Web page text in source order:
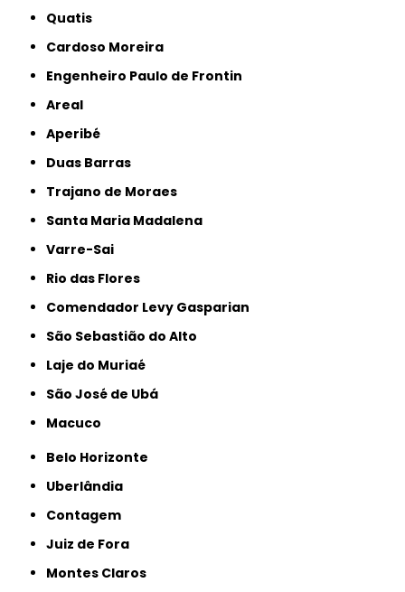
Quatis
Cardoso Moreira
Engenheiro Paulo de Frontin
Areal
Aperibé
Duas Barras
Trajano de Moraes
Santa Maria Madalena
Varre-Sai
Rio das Flores
Comendador Levy Gasparian
São Sebastião do Alto
Laje do Muriaé
São José de Ubá
Macuco
Belo Horizonte
Uberlândia
Contagem
Juiz de Fora
Montes Claros